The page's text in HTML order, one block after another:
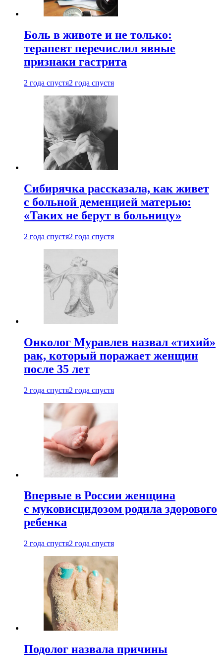
Боль в животе и не только:
терапевт перечислил явные
признаки гастрита
2 года спустя2 года спустя
Сибирячка рассказала, как живет
с больной деменцией матерью:
«Таких не берут в больницу»
2 года спустя2 года спустя
Онколог Муравлев назвал «тихий»
рак, который поражает женщин
после 35 лет
2 года спустя2 года спустя
Впервые в России женщина
с муковисцидозом родила здорового
ребенка
2 года спустя2 года спустя
Подолог назвала причины